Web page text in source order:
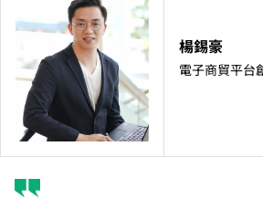
楊錫豪
電子商貿平台